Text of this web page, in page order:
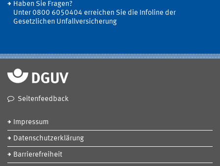
Haben Sie Fragen?
Unter 0800 6050404 erreichen Sie die Infoline der
Gesetzlichen Unfallversicherung
Seitenfeedback
Impressum
Datenschutzerklärung
Barrierefreiheit